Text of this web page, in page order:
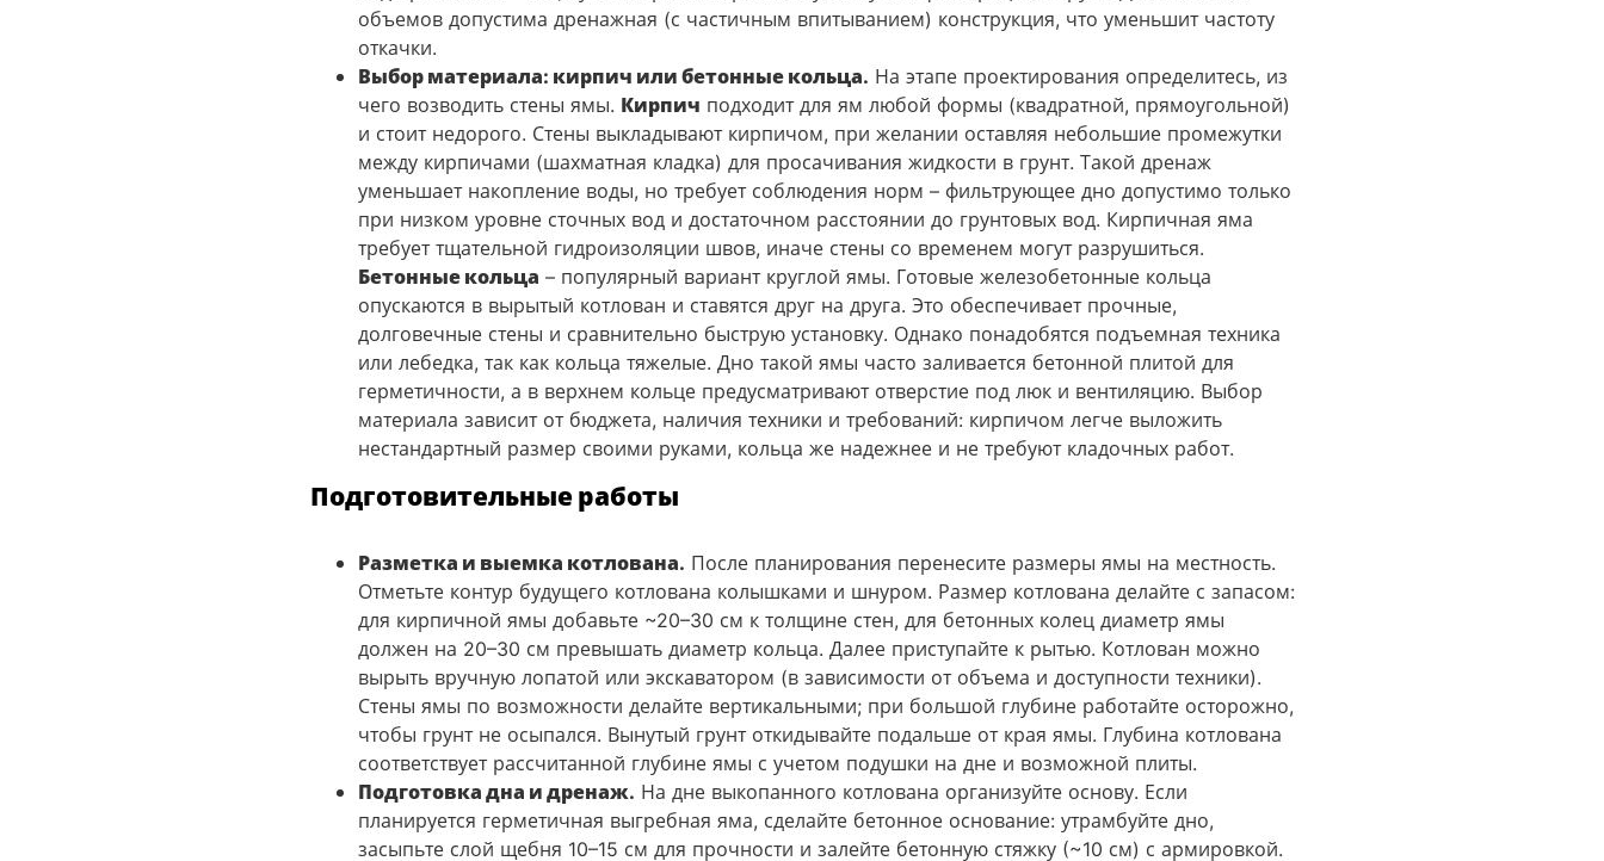
объемов допустима дренажная (с частичным впитыванием) конструкция, что уменьшит частоту
откачки.
Выбор материала: кирпич или бетонные кольца. На этапе проектирования определитесь, из
чего возводить стены ямы. Кирпич подходит для ям любой формы (квадратной, прямоугольной)
и стоит недорого. Стены выкладывают кирпичом, при желании оставляя небольшие промежутки
между кирпичами (шахматная кладка) для просачивания жидкости в грунт​. Такой дренаж
уменьшает накопление воды, но требует соблюдения норм – фильтрующее дно допустимо только
при низком уровне сточных вод и достаточном расстоянии до грунтовых вод. Кирпичная яма
требует тщательной гидроизоляции швов, иначе стены со временем могут разрушиться.
Бетонные кольца – популярный вариант круглой ямы. Готовые железобетонные кольца
опускаются в вырытый котлован и ставятся друг на друга. Это обеспечивает прочные,
долговечные стены и сравнительно быструю установку. Однако понадобятся подъемная техника
или лебедка, так как кольца тяжелые. Дно такой ямы часто заливается бетонной плитой для
герметичности, а в верхнем кольце предусматривают отверстие под люк и вентиляцию​. Выбор
материала зависит от бюджета, наличия техники и требований: кирпичом легче выложить
нестандартный размер своими руками, кольца же надежнее и не требуют кладочных работ.
Подготовительные работы
Разметка и выемка котлована. После планирования перенесите размеры ямы на местность.
Отметьте контур будущего котлована колышками и шнуром. Размер котлована делайте с запасом:
для кирпичной ямы добавьте ~20–30 см к толщине стен, для бетонных колец диаметр ямы
должен на 20–30 см превышать диаметр кольца. Далее приступайте к рытью. Котлован можно
вырыть вручную лопатой или экскаватором (в зависимости от объема и доступности техники).
Стены ямы по возможности делайте вертикальными; при большой глубине работайте осторожно,
чтобы грунт не осыпался. Вынутый грунт откидывайте подальше от края ямы. Глубина котлована
соответствует рассчитанной глубине ямы с учетом подушки на дне и возможной плиты.
Подготовка дна и дренаж. На дне выкопанного котлована организуйте основу. Если
планируется герметичная выгребная яма, сделайте бетонное основание: утрамбуйте дно,
засыпьте слой щебня 10–15 см для прочности и залейте бетонную стяжку (~10 см) с армировкой.